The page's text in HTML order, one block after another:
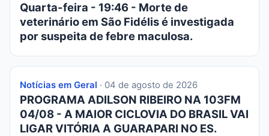
Quarta-feira - 19:46 - Morte de
veterinário em São Fidélis é investigada
por suspeita de febre maculosa.
Notícias em Geral · 04 de agosto de 2026
PROGRAMA ADILSON RIBEIRO NA 103FM
04/08 - A MAIOR CICLOVIA DO BRASIL VAI
LIGAR VITÓRIA A GUARAPARI NO ES.